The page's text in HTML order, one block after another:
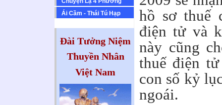
Ái Cầm - Thái Tú Hạp
Đài Tưởng Niệm
Thuyền Nhân
Việt Nam
hồ sơ thuế
điện tử và
này cũng
thuế điện
con số kỷ
ngoái.